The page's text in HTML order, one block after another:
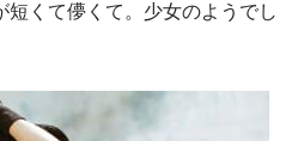
短くて儚くて。少女のようでし